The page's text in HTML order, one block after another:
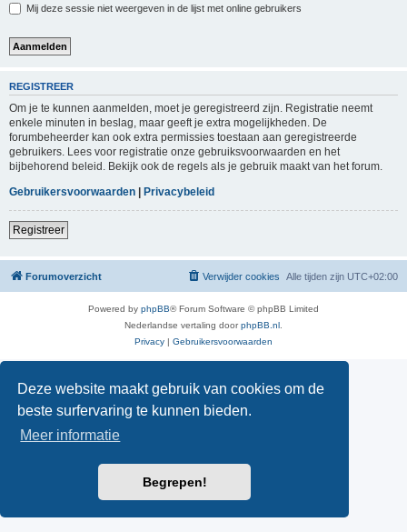
Deze website maakt gebruik van cookies om de
beste surfervaring te kunnen bieden.
Meer informatie
Begrepen!
Mij deze sessie niet weergeven in de lijst met online gebruikers
REGISTREER
Om je te kunnen aanmelden, moet je geregistreerd zijn. Registratie neemt
enkele minuten in beslag, maar geeft je extra mogelijkheden. De
forumbeheerder kan ook extra permissies toestaan aan geregistreerde
gebruikers. Lees voor registratie onze gebruiksvoorwaarden en het
bijbehorend beleid. Bekijk ook de regels als je gebruik maakt van het forum.
Gebruikersvoorwaarden | Privacybeleid
Registreer
Forumoverzicht Alle tijden zijn UTC+02:00
Verwijder cookies
Powered by phpBB® Forum Software © phpBB Limited
Nederlandse vertaling doorphpBB.nl
Privacy | Gebruikersvoorwaarden